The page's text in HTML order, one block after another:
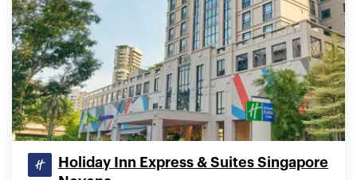
Holiday Inn Express & Suites Singapore